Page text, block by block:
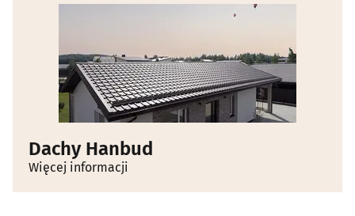
Dachy Hanbud
Więcej informacji